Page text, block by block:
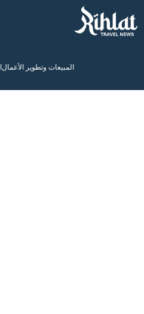
المبيعات وتطوير الأعمال